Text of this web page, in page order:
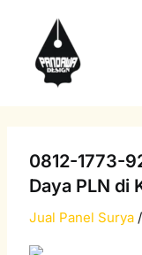
content
0812-1773-
Daya PLN di
Jual Panel Surya /